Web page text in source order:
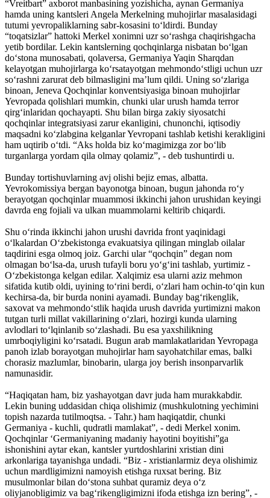
“Vreitbart” axborot manbasining yozishicha, aynan Germaniya
hamda uning kantsleri Angela Merkelning muhojirlar masalasidagi
tutumi yevropaliklarning sabr-kosasini to‘ldirdi. Bunday
“toqatsizlar” hattoki Merkel xonimni uzr so‘rashga chaqirishgacha
yetib bordilar. Lekin kantslerning qochqinlarga nisbatan bo‘lgan
do‘stona munosabati, qolaversa, Germaniya Yaqin Sharqdan
kelayotgan muhojirlarga ko‘rsatayotgan mehmondo‘stligi uchun uzr
so‘rashni zarurat deb bilmasligini ma’lum qildi. Uning so‘zlariga
binoan, Jeneva Qochqinlar konventsiyasiga binoan muhojirlar
Yevropada qolishlari mumkin, chunki ular urush hamda terror
qirg‘inlaridan qochayapti. Shu bilan birga zakiy siyosatchi
qochqinlar integratsiyasi zarur ekanligini, chunonchi, iqtisodiy
maqsadni ko‘zlabgina kelganlar Yevropani tashlab ketishi kerakligini
ham uqtirib o‘tdi. “Aks holda biz ko‘magimizga zor bo‘lib
turganlarga yordam qila olmay qolamiz”, - deb tushuntirdi u.
Bunday tortishuvlarning avj olishi bejiz emas, albatta.
Yevrokomissiya bergan bayonotga binoan, bugun jahonda ro‘y
berayotgan qochqinlar muammosi ikkinchi jahon urushidan keyingi
davrda eng fojiali va ulkan muammolarni keltirib chiqardi.
Shu o‘rinda ikkinchi jahon urushi davrida front yaqinidagi
o‘lkalardan O‘zbekistonga evakuatsiya qilingan minglab oilalar
taqdirini esga olmoq joiz. Garchi ular “qochqin” degan nom
olmagan bo‘lsa-da, urush tufayli boru yo‘g‘ini tashlab, yurtimiz -
O‘zbekistonga kelgan edilar. Xalqimiz esa ularni aziz mehmon
sifatida kutib oldi, uyining to‘rini berdi, o‘zlari ham ochin-to‘qin kun
kechirsa-da, bir burda nonini ayamadi. Bunday bag‘rikenglik,
saxovat va mehmondo‘stlik haqida urush davrida yurtimizni makon
tutgan turli millat vakillarining o‘zlari, hozirgi kunda ularning
avlodlari to‘lqinlanib so‘zlashadi. Bu esa yaxshilikning
umrboqiyligini ko‘rsatadi. Bugun arab mamlakatlaridan Yevropaga
panoh izlab borayotgan muhojirlar ham sayohatchilar emas, balki
chorasiz mazlumlar, binobarin, ularga joy berish insonparvarlik
namunasidir.
“Haqiqatan ham, biz yashayotgan davr juda ham murakkabdir.
Lekin buning uddasidan chiqa olishimiz (mushkulotning yechimini
topish nazarda tutilmoqtsa. - Tahr.) ham haqiqatdir, chunki
Germaniya - kuchli, qudratli mamlakat”, - dedi Merkel xonim.
Qochqinlar ‘Germaniyaning madaniy hayotini boyitishi”ga
ishonishini aytar ekan, kantsler yurtdoshlarini xristian dini
arkonlariga tayanishga undadi. “Biz - xristianlarmiz deya olishimiz
uchun mardligimizni namoyish etishga ruxsat bering. Biz
musulmonlar bilan do‘stona suhbat quramiz deya o‘z
oliyjanobligimiz va bag‘rikengligimizni ifoda etishga izn bering”, -